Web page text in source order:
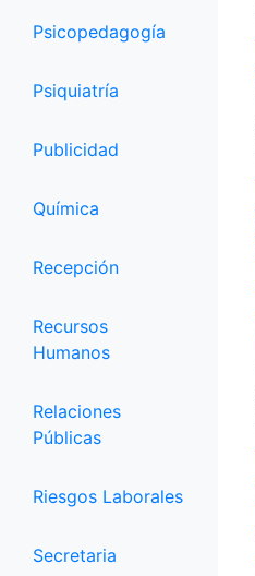
Psicopedagogía
Psiquiatría
Publicidad
Química
Recepción
Recursos
Humanos
Relaciones
Públicas
Riesgos Laborales
Secretaria